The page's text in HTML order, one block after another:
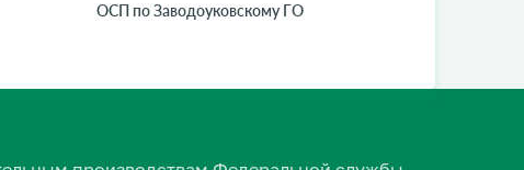
ОСП по Заводоуковскому ГО